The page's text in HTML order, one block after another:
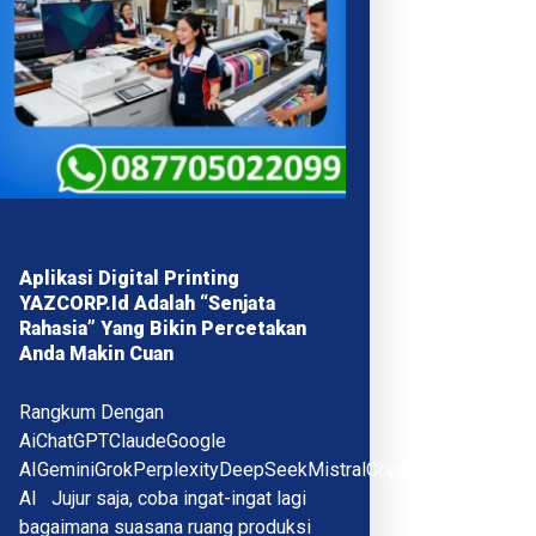
Aplikasi Digital Printing
YAZCORP.id Adalah “Senjata
Rahasia” Yang Bikin Percetakan
Anda Makin Cuan
Rangkum Dengan
AiChatGPTClaudeGoogle
AIGeminiGrokPerplexityDeepSeekMistralCopilotQwenMeta
AI Jujur saja, coba ingat-ingat lagi
bagaimana suasana ruang produksi